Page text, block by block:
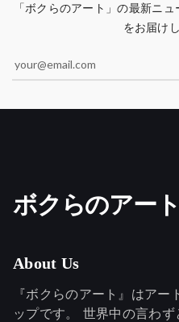
「ボクらのアート」の最新ニ
をお届け
ボクらのアート
About Us
『ボクらのアート』はア
ップです。 世界中の言わ